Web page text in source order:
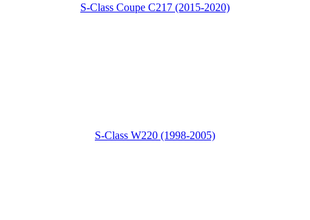
S-Class Coupe C217 (2015-2020)
S-Class W220 (1998-2005)